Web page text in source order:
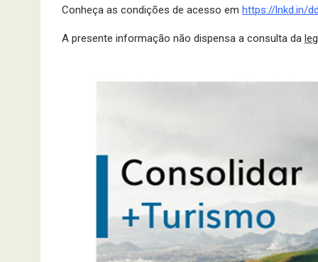
Conheça as condições de acesso em https://lnkd.in/
A presente informação não dispensa a consulta da